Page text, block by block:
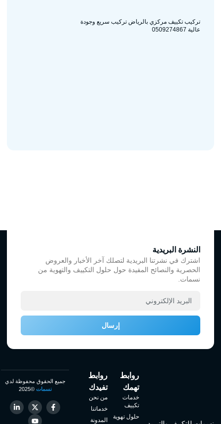
تركيب تكييف مركزي بالرياض تركيب سريع وجودة
عالية 0509274867
روابط
تهمك
خدمات
تكييف
حلول تهوية
روابط
تفيدك
من نحن
خدماتنا
المدونة
جميع الحقوق محفوظة لدي
نسمات©2025
النشرة البريدية
اشترك في نشرتنا البريدية لتصلك آخر الأخبار والعروض
الحصرية والنصائح المفيدة حول حلول التكييف والتهوية من
نسمات.
إرسال